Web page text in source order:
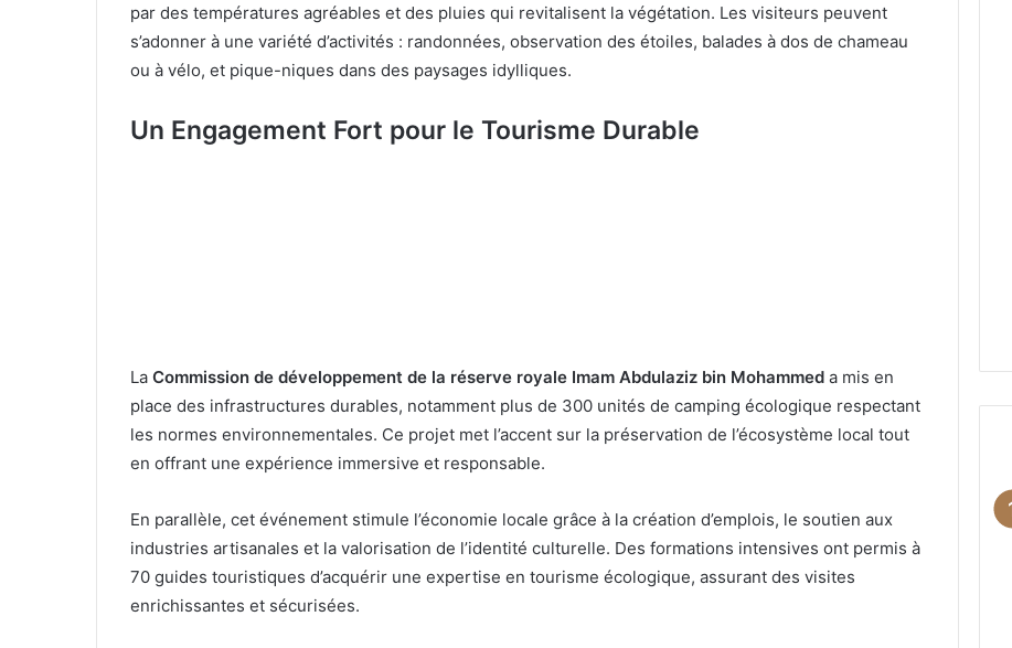
par des températures agréables et des pluies qui revitalisent la végétation. Les visiteurs peuvent
s’adonner à une variété d’activités : randonnées, observation des étoiles, balades à dos de chameau
ou à vélo, et pique-niques dans des paysages idylliques.
Un Engagement Fort pour le Tourisme Durable
La Commission de développement de la réserve royale Imam Abdulaziz bin Mohammed a mis en
place des infrastructures durables, notamment plus de 300 unités de camping écologique respectant
les normes environnementales. Ce projet met l’accent sur la préservation de l’écosystème local tout
en offrant une expérience immersive et responsable.
En parallèle, cet événement stimule l’économie locale grâce à la création d’emplois, le soutien aux
industries artisanales et la valorisation de l’identité culturelle. Des formations intensives ont permis à
70 guides touristiques d’acquérir une expertise en tourisme écologique, assurant des visites
enrichissantes et sécurisées.